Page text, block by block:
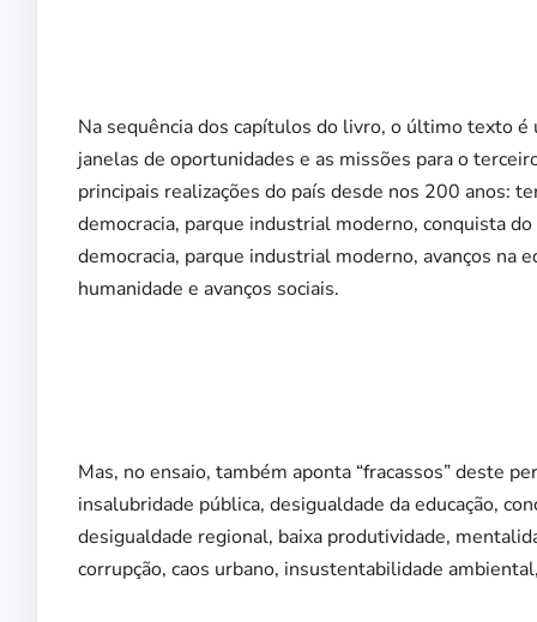
Na sequência dos capítulos do livro, o último texto
janelas de oportunidades e as missões para o
principais realizações do país desde nos 200 anos:
democracia, parque industrial moderno, conquista
democracia, parque industrial moderno, avanços na
humanidade e avanços sociais.
Mas, no ensaio, também aponta “fracassos” deste
insalubridade pública, desigualdade da educação,
desigualdade regional, baixa produtividade,
corrupção, caos urbano, insustentabilidade